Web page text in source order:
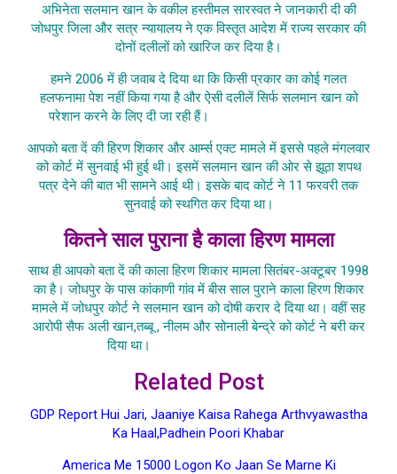
अभिनेता सलमान खान के वकील हस्तीमल सारस्वत ने जानकारी दी की
जोधपुर जिला और सत्र न्यायालय ने एक विस्तृत आदेश में राज्य सरकार की
दोनों दलीलों को खारिज कर दिया है।
हमने 2006 में ही जवाब दे दिया था कि किसी प्रकार का कोई गलत
हलफनामा पेश नहीं किया गया है और ऐसी दलीलें सिर्फ सलमान खान को
परेशान करने के लिए दी जा रही हैं।
आपको बता दें की हिरण शिकार और आर्म्स एक्ट मामले में इससे पहले मंगलवार
को कोर्ट में सुनवाई भी हुई थी। इसमें सलमान खान की ओर से झूठा शपथ
पत्र देने की बात भी सामने आई थी। इसके बाद कोर्ट ने 11 फरवरी तक
सुनवाई को स्थगित कर दिया था।
कितने साल पुराना है काला हिरण मामला
साथ ही आपको बता दें की काला हिरण शिकार मामला सितंबर-अक्टूबर 1998
का है। जोधपुर के पास कांकाणी गांव में बीस साल पुराने काला हिरण शिकार
मामले में जोधपुर कोर्ट ने सलमान खान को दोषी करार दे दिया था। वहीं सह
आरोपी सैफ अली खान,तब्बू , नीलम और सोनाली बेन्द्रे को कोर्ट ने बरी कर
दिया था।
Related Post
GDP Report Hui Jari, Jaaniye Kaisa Rahega Arthvyawastha
Ka Haal,Padhein Poori Khabar
America Me 15000 Logon Ko Jaan Se Marne Ki